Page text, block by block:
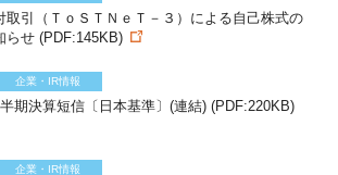
取引（ＴｏＳＴＮｅＴ－３）による自己株式の
らせ (PDF:145KB)
企業・IR情報
期決算短信〔日本基準〕(連結) (PDF:220KB)
企業・IR情報